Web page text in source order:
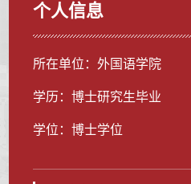
个人信息
所在单位：外国语学院
学历：博士研究生毕业
学位：博士学位